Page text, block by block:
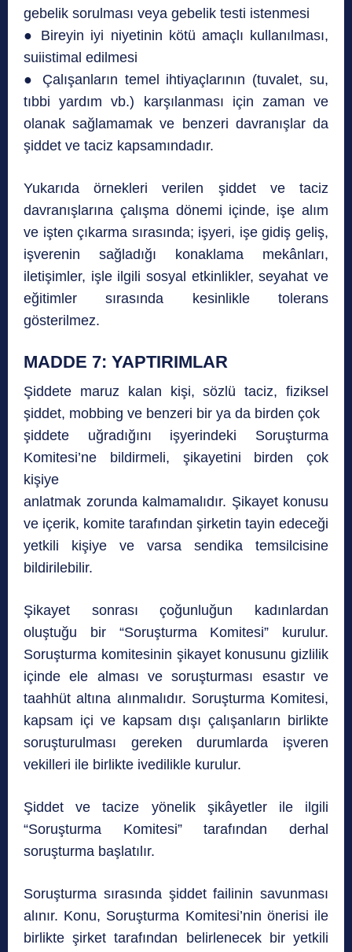
gebelik sorulması veya gebelik testi istenmesi
● Bireyin iyi niyetinin kötü amaçlı kullanılması,
suiistimal edilmesi
● Çalışanların temel ihtiyaçlarının (tuvalet, su,
tıbbi yardım vb.) karşılanması için zaman ve
olanak sağlamamak ve benzeri davranışlar da
şiddet ve taciz kapsamındadır.
Yukarıda örnekleri verilen şiddet ve taciz
davranışlarına çalışma dönemi içinde, işe alım
ve işten çıkarma sırasında; işyeri, işe gidiş geliş,
işverenin sağladığı konaklama mekânları,
iletişimler, işle ilgili sosyal etkinlikler, seyahat ve
eğitimler sırasında kesinlikle tolerans
gösterilmez.
MADDE 7: YAPTIRIMLAR
Şiddete maruz kalan kişi, sözlü taciz, fiziksel
şiddet, mobbing ve benzeri bir ya da birden çok
şiddete uğradığını işyerindeki Soruşturma
Komitesi’ne bildirmeli, şikayetini birden çok
kişiye
anlatmak zorunda kalmamalıdır. Şikayet konusu
ve içerik, komite tarafından şirketin tayin edeceği
yetkili kişiye ve varsa sendika temsilcisine
bildirilebilir.
Şikayet sonrası çoğunluğun kadınlardan
oluştuğu bir “Soruşturma Komitesi” kurulur.
Soruşturma komitesinin şikayet konusunu gizlilik
içinde ele alması ve soruşturması esastır ve
taahhüt altına alınmalıdır. Soruşturma Komitesi,
kapsam içi ve kapsam dışı çalışanların birlikte
soruşturulması gereken durumlarda işveren
vekilleri ile birlikte ivedilikle kurulur.
Şiddet ve tacize yönelik şikâyetler ile ilgili
“Soruşturma Komitesi” tarafından derhal
soruşturma başlatılır.
Soruşturma sırasında şiddet failinin savunması
alınır. Konu, Soruşturma Komitesi’nin önerisi ile
birlikte şirket tarafından belirlenecek bir yetkili